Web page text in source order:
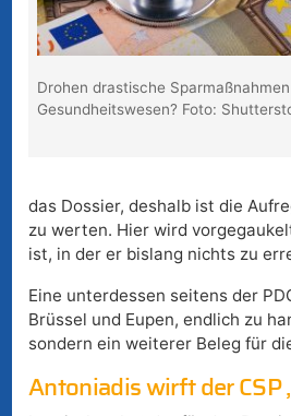
Drohen drastische
Gesundheitswesen? Foto:
das Dossier, deshalb ist die
zu werten. Hier wird
ist, in der er bislang nichts zu
Eine unterdessen seitens der
Brüssel und Eupen, endlich zu
sondern ein weiterer Beleg für
Antoniadis wirft der CSP